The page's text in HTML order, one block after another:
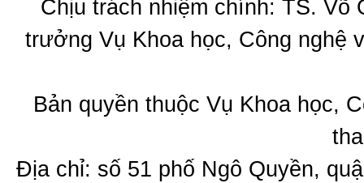
Chịu trách nhiệm chính: TS.
trưởng Vụ Khoa học, Công nghệ
Bản quyền thuộc Vụ Khoa học,
Địa chỉ: số 51 phố Ngô Quyền,